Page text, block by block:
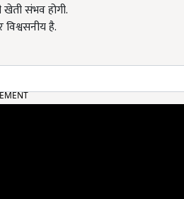
खेती संभव होगी.
है.